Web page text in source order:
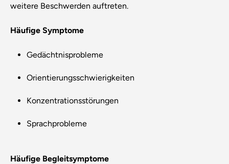
weitere Beschwerden auftreten.
Häufige Symptome
Gedächtnisprobleme
Orientierungsschwierigkeiten
Konzentrationsstörungen
Sprachprobleme
Häufige Begleitsymptome